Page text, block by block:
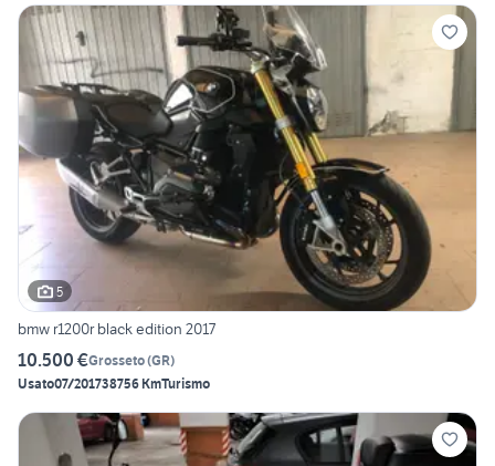
5
bmw r1200r black edition 2017
10.500 €Grosseto(GR)
Usato07/201738756 KmTurismo